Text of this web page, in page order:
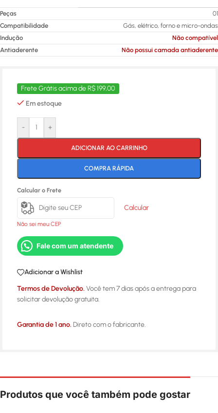
Peças
01
Compatibilidade
Gás, elétrico, forno e micro-ondas
Indução
Não compatível
Antiaderente
Não possui camada antiaderente
Frete Grátis acima de R$ 199,00
Em estoque
- +
ADICIONAR AO CARRINHO
COMPRA RÁPIDA
Calcular o Frete
Calcular
Não sei meu CEP
Fale com um atendente
Adicionar a Wishlist
Termos de Devolução. Você tem 7 dias após a entrega para
solicitar devolução gratuita.
Garantia de 1 ano. Direto com o fabricante.
Produtos que você também pode gostar